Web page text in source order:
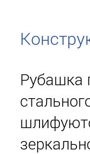
Рубашка